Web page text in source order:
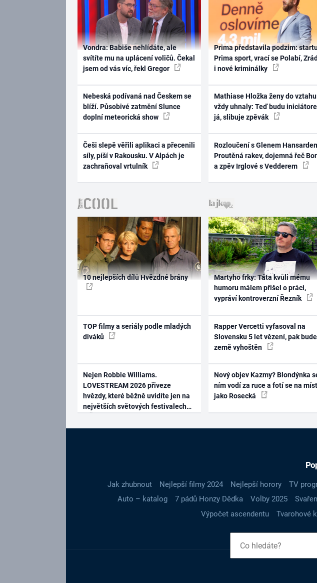
Vondra: Babiše nehlídáte, ale
svítíte mu na uplácení voličů. Čekal
jsem od vás víc, řekl Gregor
Nebeská podívaná nad Českem se
blíží. Působivé zatmění Slunce
doplní meteorická show
Češi slepě věřili aplikaci a přecenili
síly, píší v Rakousku. V Alpách je
zachraňoval vrtulník
Prima představila podzim:
Prima sport, vrací se Polabí,
i nové kriminálky
Mathiase Hložka ženy do vztahu
vždy uhnaly: Teď budu
já, slibuje zpěvák
Rozloučení s Glenem
Proutěná rakev, dojemná řeč
a zpěv Irglové s Vedderem
10 nejlepších dílů Hvězdné brány
TOP filmy a seriály podle mladých
diváků
Nejen Robbie Williams.
LOVESTREAM 2026 přiveze
hvězdy, které běžně uvidíte jen na
největších světových festivalech
Martyho frky: Táta kvůli mému
humoru málem přišel o práci,
vypráví kontroverzní Řezník
Rapper Vercetti vyfasoval na
Slovensku 5 let vězení, pak
země vyhoštěn
Nový objev Kazmy? Blondýnka
ním vodí za ruce a fotí se na
jako Rosecká
Jak zhubnout Nejlepší filmy 2024 Nejlepší horory TV
Auto – katalog
7 pádů Honzy Dědka Volby 2025
Výpočet ascendentu
Tvarohové